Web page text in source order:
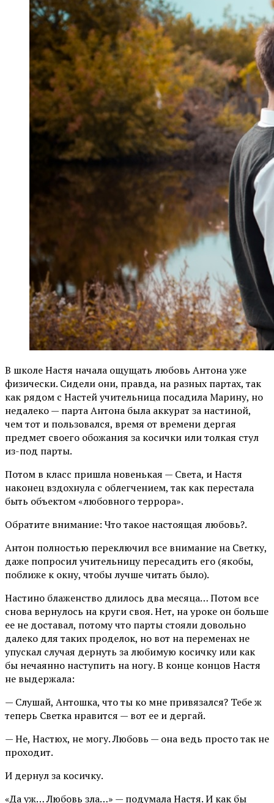
В школе Настя начала ощущать любовь Антона уже
физически. Сидели они, правда, на разных партах, так
как рядом с Настей учительница посадила Марину, но
недалеко — парта Антона была аккурат за настиной,
чем тот и пользовался, время от времени дергая
предмет своего обожания за косички или толкая стул
из-под парты.
Потом в класс пришла новенькая — Света, и Настя
наконец вздохнула с облегчением, так как перестала
быть объектом «любовного террора».
Обратите внимание: Что такое настоящая любовь?.
Антон полностью переключил все внимание на Светку,
даже попросил учительницу пересадить его (якобы,
поближе к окну, чтобы лучше читать было).
Настино блаженство длилось два месяца… Потом все
снова вернулось на круги своя. Нет, на уроке он больше
ее не доставал, потому что парты стояли довольно
далеко для таких проделок, но вот на переменах не
упускал случая дернуть за любимую косичку или как
бы нечаянно наступить на ногу. В конце концов Настя
не выдержала:
— Слушай, Антошка, что ты ко мне привязался? Тебе ж
теперь Светка нравится — вот ее и дергай.
— Не, Настюх, не могу. Любовь — она ведь просто так не
проходит.
И дернул за косичку.
«Да уж… Любовь зла…» — подумала Настя. И как бы